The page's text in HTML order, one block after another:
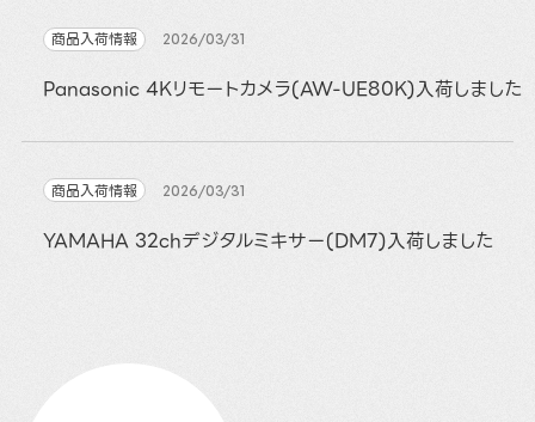
商品入荷情報 2026/03/31
Panasonic 4Kリモートカメラ(AW-UE80K)入荷しました
商品入荷情報 2026/03/31
YAMAHA 32chデジタルミキサー(DM7)入荷しました